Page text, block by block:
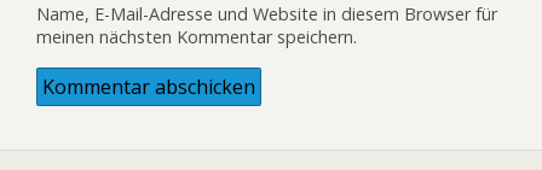
Name, E-Mail-Adresse und Website in diesem Browser für
meinen nächsten Kommentar speichern.